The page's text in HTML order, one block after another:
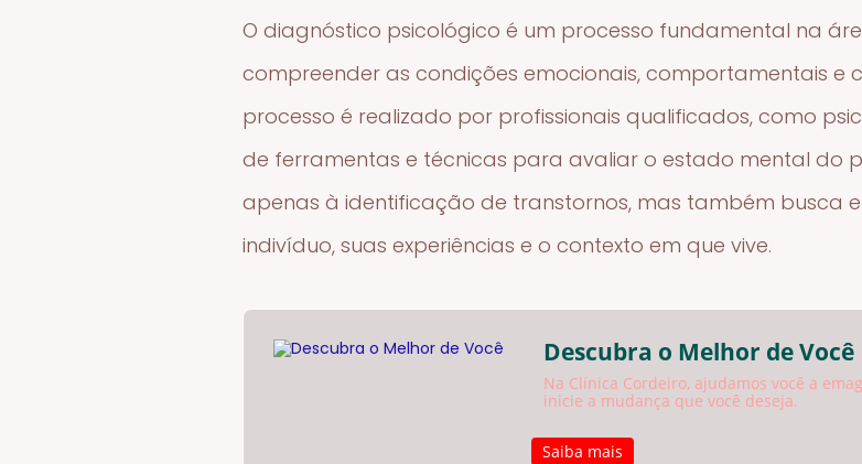
O diagnóstico psicológico é um processo fundamental na
compreender as condições emocionais, comportamentais e
processo é realizado por profissionais qualificados, como
de ferramentas e técnicas para avaliar o estado mental do
apenas à identificação de transtornos, mas também busca
indivíduo, suas experiências e o contexto em que vive.
Descubra o Melhor de Você
Na Clínica Cordeiro, ajudamos você a
inicie a mudança que você deseja.
Saiba mais